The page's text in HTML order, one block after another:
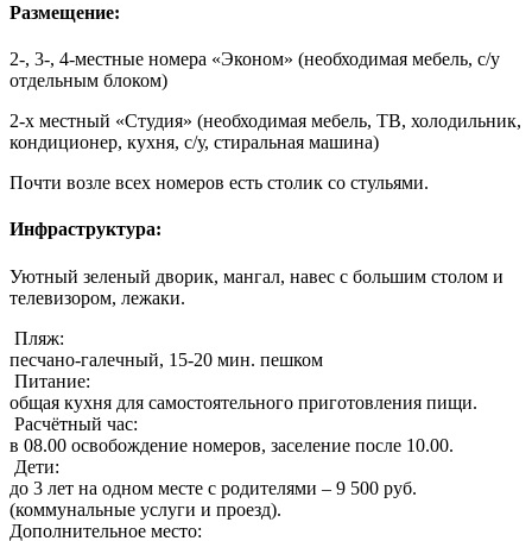
Размещение:
2-, 3-, 4-местные номера «Эконом» (необходимая мебель, с/у
отдельным блоком)
2-х местный «Студия» (необходимая мебель, ТВ, холодильник,
кондиционер, кухня, с/у, стиральная машина)
Почти возле всех номеров есть столик со стульями.
Инфраструктура:
Уютный зеленый дворик, мангал, навес с большим столом и
телевизором, лежаки.
Пляж:
песчано-галечный, 15-20 мин. пешком
Питание:
общая кухня для самостоятельного приготовления пищи.
Расчётный час:
в 08.00 освобождение номеров, заселение после 10.00.
Дети:
до 3 лет на одном месте с родителями – 9 500 руб.
(коммунальные услуги и проезд).
Дополнительное место: